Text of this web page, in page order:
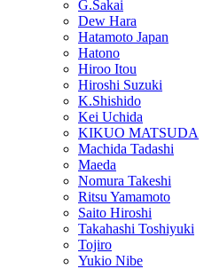
G.Sakai
Dew Hara
Hatamoto Japan
Hatono
Hiroo Itou
Hiroshi Suzuki
K.Shishido
Kei Uchida
KIKUO MATSUDA
Machida Tadashi
Maeda
Nomura Takeshi
Ritsu Yamamoto
Saito Hiroshi
Takahashi Toshiyuki
Tojiro
Yukio Nibe